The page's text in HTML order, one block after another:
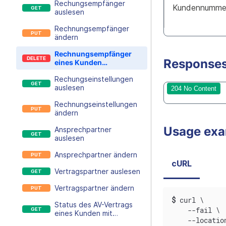
Rechungsempfänger
auslesen
Rechnungsempfänger
ändern
Rechnungsempfänger
eines Kunden
zurücksetzen
Rechungseinstellungen
auslesen
Rechnungseinstellungen
ändern
Ansprechpartner
auslesen
Ansprechpartner ändern
Vertragspartner auslesen
Vertragspartner ändern
Status des AV-Vertrags
eines Kunden mit
204 No Content
Usage
cURL
$ curl \
    --fail \
--